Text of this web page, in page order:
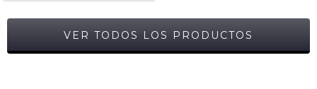
VER TODOS LOS PRODUCTOS